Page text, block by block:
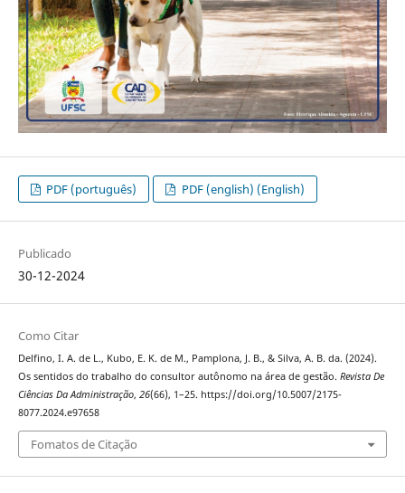
PDF (português) PDF (english) (English)
Publicado
30-12-2024
Como Citar
Delfino, I. A. de L., Kubo, E. K. de M., Pamplona, J. B., & Silva, A. B. da. (2024).
Os sentidos do trabalho do consultor autônomo na área de gestão. Revista De
Ciências Da Administração, 26(66), 1–25. https://doi.org/10.5007/2175-
8077.2024.e97658
Fomatos de Citação